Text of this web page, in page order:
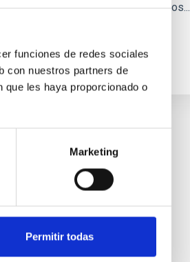
funciones de redes sociales
con nuestros partners de
les haya proporcionado o
Marketing
Permitir todas
(OT) del IAC, Tenerife, en los...